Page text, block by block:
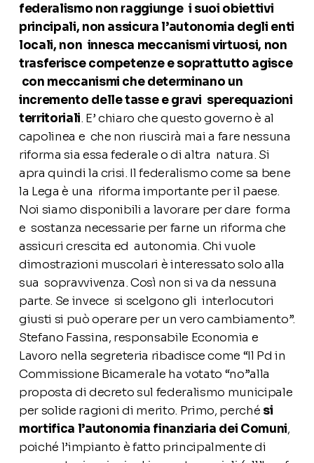
federalismo non raggiunge i suoi obiettivi
principali, non assicura l’autonomia degli enti
locali, non innesca meccanismi virtuosi, non
trasferisce competenze e soprattutto agisce
con meccanismi che determinano un
incremento delle tasse e gravi sperequazioni
territoriali. E’ chiaro che questo governo è al
capolinea e che non riuscirà mai a fare nessuna
riforma sia essa federale o di altra natura. Si
apra quindi la crisi. Il federalismo come sa bene
la Lega è una riforma importante per il paese.
Noi siamo disponibili a lavorare per dare forma
e sostanza necessarie per farne un riforma che
assicuri crescita ed autonomia. Chi vuole
dimostrazioni muscolari è interessato solo alla
sua sopravvivenza. Così non si va da nessuna
parte. Se invece si scelgono gli interlocutori
giusti si può operare per un vero cambiamento”.
Stefano Fassina, responsabile Economia e
Lavoro nella segreteria ribadisce come “Il Pd in
Commissione Bicamerale ha votato “no”alla
proposta di decreto sul federalismo municipale
per solide ragioni di merito. Primo, perché si
mortifica l’autonomia finanziaria dei Comuni,
poiché l’impianto è fatto principalmente di